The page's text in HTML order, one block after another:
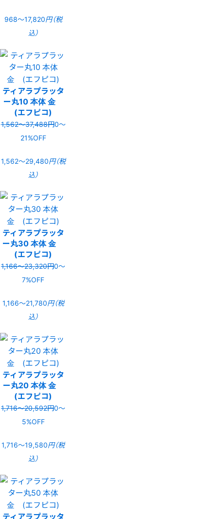
968〜17,820円（税
込）
ティアラプラッタ
ー丸10 本体 金
(エフピコ)
1,562〜37,488円0〜
21%OFF
1,562〜29,480円（税
込）
ティアラプラッタ
ー丸30 本体 金
(エフピコ)
1,166〜23,320円0〜
7%OFF
1,166〜21,780円（税
込）
ティアラプラッタ
ー丸20 本体 金
(エフピコ)
1,716〜20,592円0〜
5%OFF
1,716〜19,580円（税
込）
ティアラプラッタ